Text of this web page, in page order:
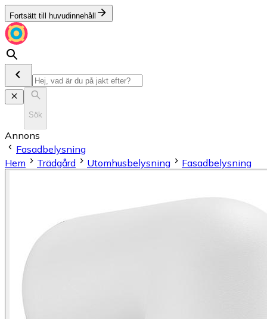
Fortsätt till huvudinnehåll
Sök
Annons
Fasadbelysning
Hem
Trädgård Utomhusbelysning Fasadbelysning